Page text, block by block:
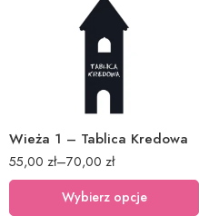
Wieża 1 – Tablica Kredowa
55,00 zł–70,00 zł
Wybierz opcje